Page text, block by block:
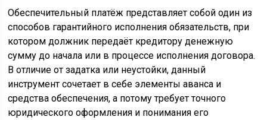
Обеспечительный платёж представляет собой один из
способов гарантийного исполнения обязательств, при
котором должник передаёт кредитору денежную
сумму до начала или в процессе исполнения договора.
В отличие от задатка или неустойки, данный
инструмент сочетает в себе элементы аванса и
средства обеспечения, а потому требует точного
юридического оформления и понимания его